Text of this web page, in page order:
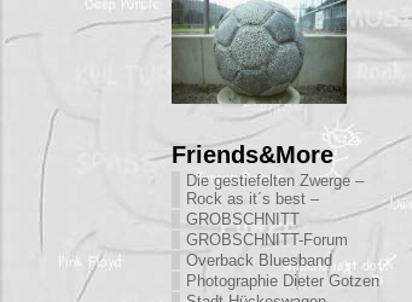
Friends&More
Die gestiefelten Zwerge –
Rock as it´s best –
GROBSCHNITT
GROBSCHNITT-Forum
Overback Bluesband
Photographie Dieter Gotzen